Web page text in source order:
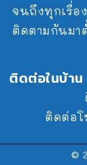
จนถึงทุกเรื่อ
ติดตามกันมา
ติดต่อในบ้าน
ติดต่อ
©